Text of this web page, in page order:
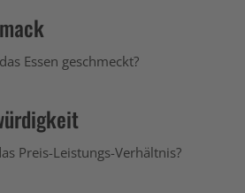
Essen geschmeckt?
Preis-Leistungs-Verhältnis?